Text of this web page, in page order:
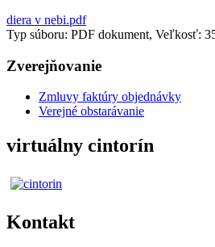
diera v nebi.pdf
Typ súboru: PDF dokument, Veľkosť:
Zverejňovanie
Zmluvy faktúry objednávky
Verejné obstarávanie
virtuálny cintorín
Kontakt